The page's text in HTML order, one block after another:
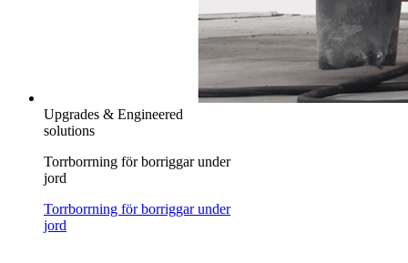
Upgrades & Engineered
solutions
Torrborrning för borriggar under
jord
Torrborrning för borriggar under
jord